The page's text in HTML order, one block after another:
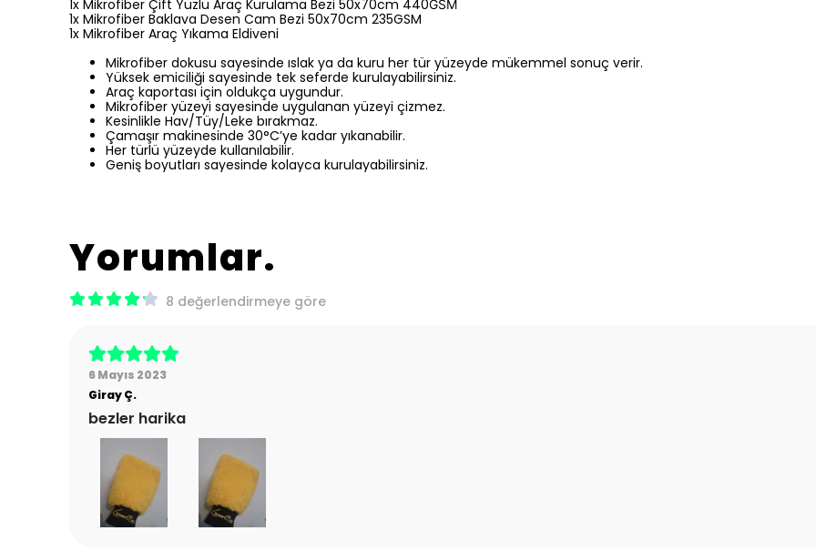
1x Mikrofiber Çift Yüzlü Araç Kurulama Bezi 50x70cm 440GSM
1x Mikrofiber Baklava Desen Cam Bezi 50x70cm 235GSM
1x Mikrofiber Araç Yıkama Eldiveni
Mikrofiber dokusu sayesinde ıslak ya da kuru her tür yüzeyde mükemmel sonuç verir.
Yüksek emiciliği sayesinde tek seferde kurulayabilirsiniz.
Araç kaportası için oldukça uygundur.
Mikrofiber yüzeyi sayesinde uygulanan yüzeyi çizmez.
Kesinlikle Hav/Tüy/Leke bırakmaz.
Çamaşır makinesinde 30°C’ye kadar yıkanabilir.
Her türlü yüzeyde kullanılabilir.
Geniş boyutları sayesinde kolayca kurulayabilirsiniz.
Yorumlar
8 değerlendirmeye göre
6 Mayıs 2023
GirayÇ.
bezler harika